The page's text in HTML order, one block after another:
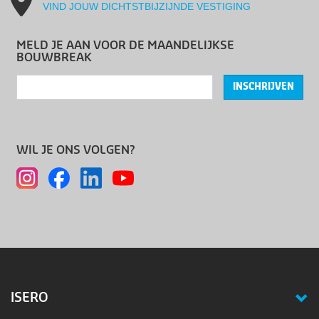
VIND JOUW DICHTSTBIJZIJNDE VESTIGING
MELD JE AAN VOOR DE MAANDELIJKSE
BOUWBREAK
INSCHRIJVEN
WIL JE ONS VOLGEN?
ISERO